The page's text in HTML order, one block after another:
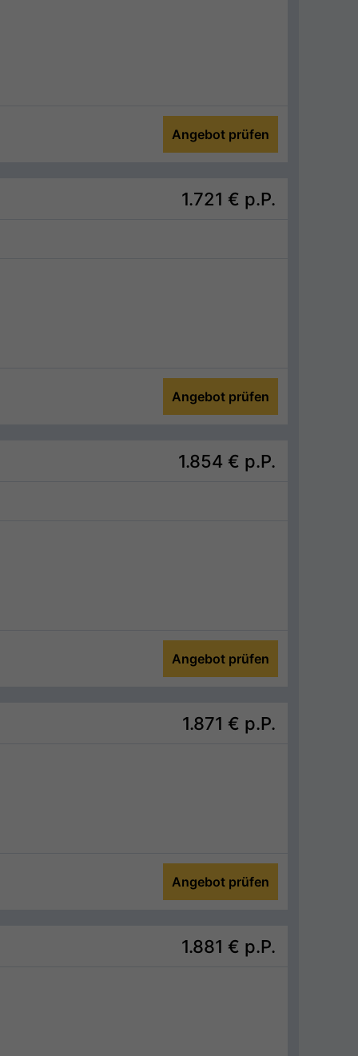
Angebot prüfen
1.721 € p.P.
Angebot prüfen
1.854 € p.P.
Angebot prüfen
1.871 € p.P.
Angebot prüfen
1.881 € p.P.